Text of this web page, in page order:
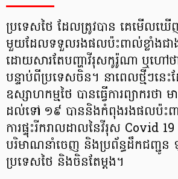
ប្រទេសថៃ ដែលត្រូវបាន គេមើលឃើ
មួយដែលទទួលរងផលប៉ះពាល់ខ្លាំងជា
ដោយសារតែបញ្ហាវីរុសកូរ៉ូណា ឬហៅថ
បន្ទាប់ពីប្រទេសចិន។ នាពេលថ្មីៗនេ
ឧស្សាហកម្មថៃ បានធ្វើការព្យាករថ
ដល់ទៅ ១៩ បាននិងកំពុងរងផលប៉ះ
ការផ្ទុះរីករាលដាលនៃវីរុស Covid
បរិមាណនាំចេញ និងប្រព័ន្ធដឹកជញ្ជូន
ប្រទេសថៃ និងចិនតែម្ដង។